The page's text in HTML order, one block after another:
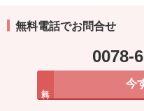
無料電話でお問合せ
0078-
今